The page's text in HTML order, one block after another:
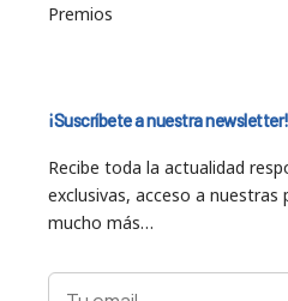
Premios
¡Suscríbete a nuestra newsletter!
Recibe toda la actualidad
exclusivas, acceso a nuestras
mucho más…